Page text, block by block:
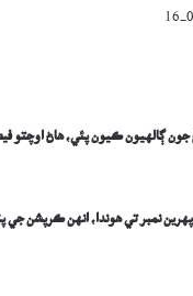
16-
رھڻ جون ڳالهيون ڪيون پئي، ھاڻ
نمبر تي هوندا، انهن ڪرپشن جي